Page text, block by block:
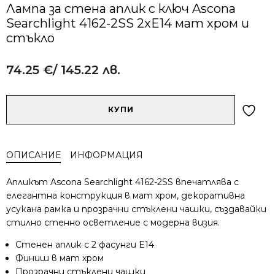
Лампа за стена аплик с ключ Ascona
Searchlight 4162-2SS 2xE14 мат хром и
стъкло
74.25 €/ 145.22 лв.
стена
с
ключ
Ascona
Searchlight
2SS
2xE14
КУПИ
ОПИСАНИЕ ИНФОРМАЦИЯ
Апликът Ascona Searchlight 4162-2SS впечатлява с
елегантна конструкция в мат хром, декоративна
усукана рамка и прозрачни стъклени чашки, създавайки
стилно стеннo осветление с модерна визия.
Стенен аплик с 2 фасунги E14
Финиш в мат хром
Прозрачни стъклени чашки